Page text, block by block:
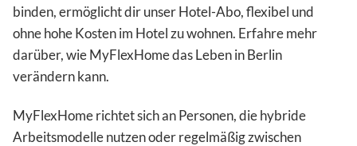
binden, ermöglicht dir unser Hotel-Abo, flexibel und
ohne hohe Kosten im Hotel zu wohnen. Erfahre mehr
darüber, wie MyFlexHome das Leben in Berlin
verändern kann.
MyFlexHome richtet sich an Personen, die hybride
Arbeitsmodelle nutzen oder regelmäßig zwischen